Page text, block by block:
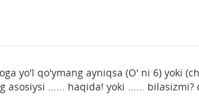
yo'l qo'ymang ayniqsa (O' ni 6) yoki
...... haqida! yoki ...... bilasizmi?